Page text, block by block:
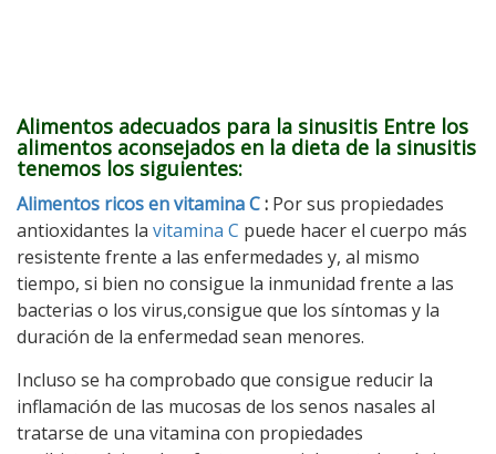
Alimentos adecuados para la sinusitis Entre los
alimentos aconsejados en la dieta de la sinusitis
tenemos los siguientes:
Alimentos ricos en vitamina C: Por sus propiedades
antioxidantes la vitamina C puede hacer el cuerpo más
resistente frente a las enfermedades y, al mismo
tiempo, si bien no consigue la inmunidad frente a las
bacterias o los virus,consigue que los síntomas y la
duración de la enfermedad sean menores.
Incluso se ha comprobado que consigue reducir la
inflamación de las mucosas de los senos nasales al
tratarse de una vitamina con propiedades